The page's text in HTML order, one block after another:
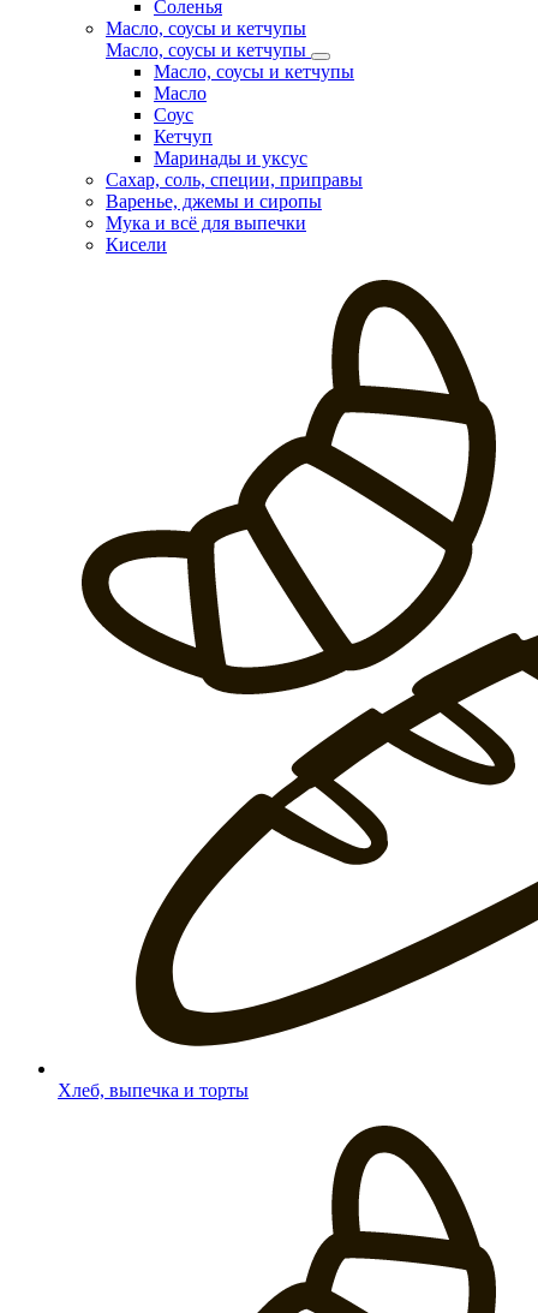
Соленья
Масло, соусы и кетчупы
Масло, соусы и кетчупы
Масло, соусы и кетчупы
Масло
Соус
Кетчуп
Маринады и уксус
Сахар, соль, специи, приправы
Варенье, джемы и сиропы
Мука и всё для выпечки
Кисели
Хлеб, выпечка и торты